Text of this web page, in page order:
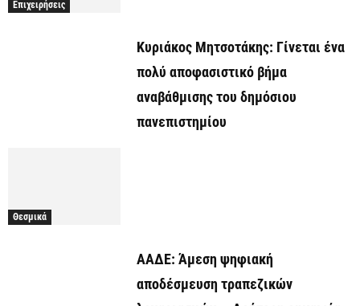
Επιχειρήσεις
Κυριάκος Μητσοτάκης: Γίνεται ένα
πολύ αποφασιστικό βήμα
αναβάθμισης του δημόσιου
πανεπιστημίου
Θεσμικά
ΑΑΔΕ: Άμεση ψηφιακή
αποδέσμευση τραπεζικών